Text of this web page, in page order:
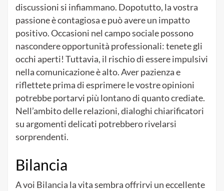
discussioni si infiammano. Dopotutto, la vostra
passione è contagiosa e può avere un impatto
positivo. Occasioni nel campo sociale possono
nascondere opportunità professionali: tenete gli
occhi aperti! Tuttavia, il rischio di essere impulsivi
nella comunicazione è alto. Aver pazienza e
riflettete prima di esprimere le vostre opinioni
potrebbe portarvi più lontano di quanto crediate.
Nell’ambito delle relazioni, dialoghi chiarificatori
su argomenti delicati potrebbero rivelarsi
sorprendenti.
Bilancia
A voi Bilancia la vita sembra offrirvi un eccellente